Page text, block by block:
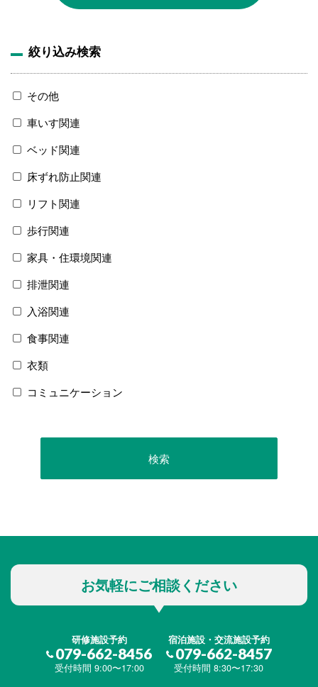
絞り込み検索
その他
車いす関連
ベッド関連
床ずれ防止関連
リフト関連
歩行関連
家具・住環境関連
排泄関連
入浴関連
食事関連
衣類
コミュニケーション
お気軽にご相談ください
研修施設予約
079-662-8456
受付時間 9:00〜17:00
宿泊施設・交流施設予約
079-662-8457
受付時間 8:30〜17:30